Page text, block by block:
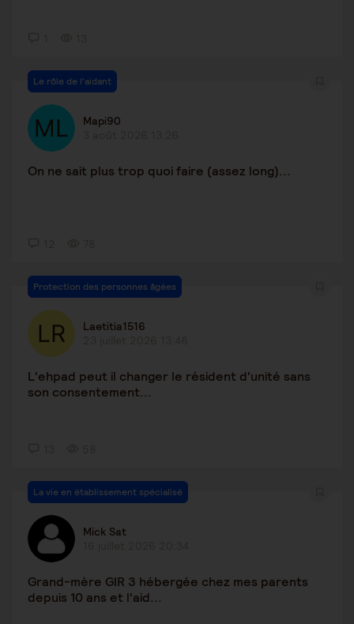
Le rôle de l'aidant
Mapi90
On ne sait plus trop quoi faire (assez long)...
Protection des personnes âgées
Laetitia1516
L'ehpad peut il changer le résident d'unité sans
son consentement...
La vie en établissement spécialisé
Mick Sat
Grand-mère GIR 3 hébergée chez mes parents
depuis 10 ans et l'aid...